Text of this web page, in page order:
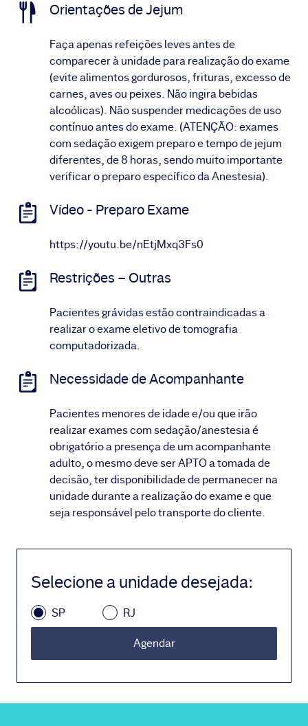
Orientações de Jejum
Faça apenas refeições leves antes de
comparecer à unidade para realização do exame
(evite alimentos gordurosos, frituras, excesso de
carnes, aves ou peixes. Não ingira bebidas
alcoólicas). Não suspender medicações de uso
contínuo antes do exame. (ATENÇÃO: exames
com sedação exigem preparo e tempo de jejum
diferentes, de 8 horas, sendo muito importante
verificar o preparo específico da Anestesia).
Vídeo - Preparo Exame
https://youtu.be/nEtjMxq3Fs0
Restrições – Outras
Pacientes grávidas estão contraindicadas a
realizar o exame eletivo de tomografia
computadorizada.
Necessidade de Acompanhante
Pacientes menores de idade e/ou que irão
realizar exames com sedação/anestesia é
obrigatório a presença de um acompanhante
adulto, o mesmo deve ser APTO a tomada de
decisão, ter disponibilidade de permanecer na
unidade durante a realização do exame e que
seja responsável pelo transporte do cliente.
Selecione a unidade desejada:
SP RJ
Agendar